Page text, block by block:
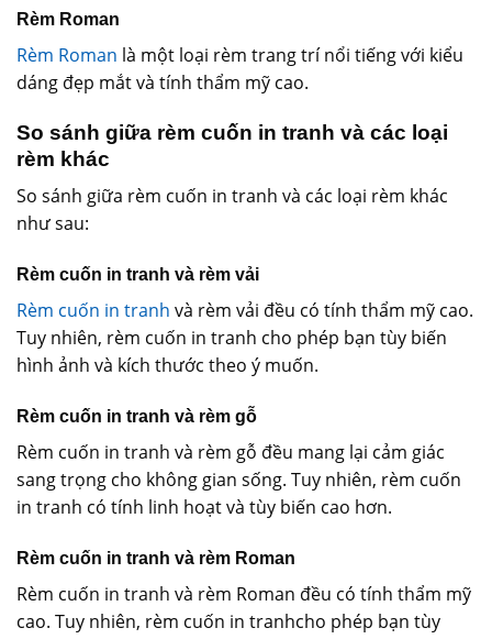
Rèm Roman
Rèm Roman là một loại rèm trang trí nổi tiếng với kiểu
dáng đẹp mắt và tính thẩm mỹ cao.
So sánh giữa rèm cuốn in tranh và các loại
rèm khác
So sánh giữa rèm cuốn in tranh và các loại rèm khác
như sau:
Rèm cuốn in tranh và rèm vải
Rèm cuốn in tranh và rèm vải đều có tính thẩm mỹ cao.
Tuy nhiên, rèm cuốn in tranh cho phép bạn tùy biến
hình ảnh và kích thước theo ý muốn.
Rèm cuốn in tranh và rèm gỗ
Rèm cuốn in tranh và rèm gỗ đều mang lại cảm giác
sang trọng cho không gian sống. Tuy nhiên, rèm cuốn
in tranh có tính linh hoạt và tùy biến cao hơn.
Rèm cuốn in tranh và rèm Roman
Rèm cuốn in tranh và rèm Roman đều có tính thẩm mỹ
cao. Tuy nhiên, rèm cuốn in tranhcho phép bạn tùy